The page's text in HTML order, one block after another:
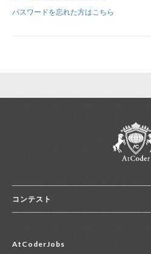
新規登録
パスワードを忘れた方はこちら
コンテスト
コンテスト一覧
AtCoderJobs